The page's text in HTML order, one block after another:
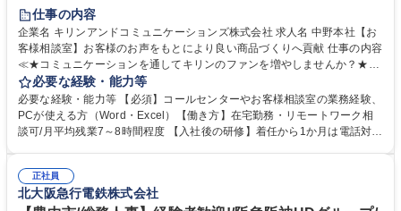
仕事の内容
企業名 キリンアンドコミュニケーションズ株式会社 求人名 中野本社【お
客様相談室】お客様のお声をもとにより良い商品づくりへ貢献 仕事の内容
≪★コミュニケーションを通してキリンのファンを増やしませんか？★≫
お客様のお声をより良い商品づくりに活かしていく上で、窓口となるお客
様相談室でのお仕事です。 日々お客様からいただくキリングループへのご
意見を、企業活動に活かしています。お客様からの声に迅速かつ誠意をも
って対応、情報提供するとともにグループ内活動に反映しています。 【具
平均100件前後■メール・手紙：同上40件前後 募集職種 中野本社【お客様
相談室】お客様のお声をもとにより良い商品づくりへ貢献
必要な経験・能力等
必要な経験・能力等 【必須】コールセンターやお客様相談室の業務経験、
PCが使える方（Word・Excel）【働き方】在宅勤務・リモートワーク相
談可/月平均残業7～8時間程度 【入社後の研修】着任から1か月は電話対応
すのでご安心ください。 【当社について】キリングループの広報機能を担
う会社として、お客様との出会いを大切にし、磨き上げたホスピタリティ
正社員
北大阪急行電鉄株式会社